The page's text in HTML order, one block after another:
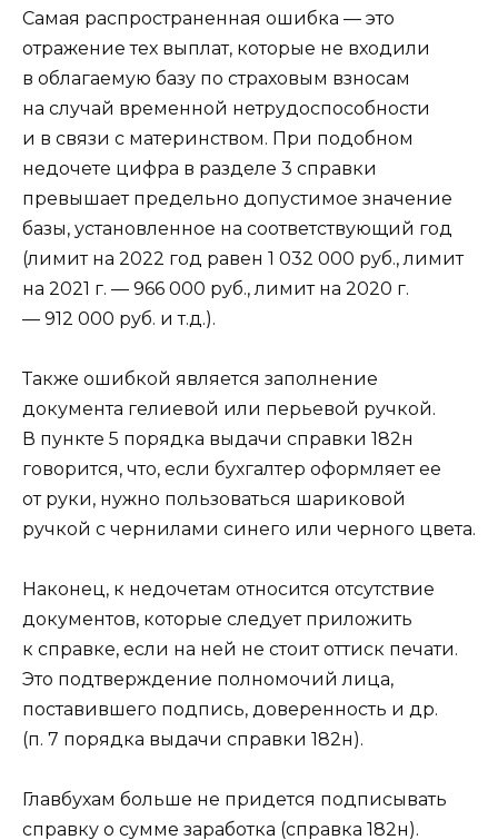
Самая распространенная ошибка — это
отражение тех выплат, которые не входили
в облагаемую базу по страховым взносам
на случай временной нетрудоспособности
и в связи с материнством. При подобном
недочете цифра в разделе 3 справки
превышает предельно допустимое значение
базы, установленное на соответствующий год
(лимит на 2022 год равен 1 032 000 руб., лимит
на 2021 г. — 966 000 руб., лимит на 2020 г.
— 912 000 руб. и т.д.).
Также ошибкой является заполнение
документа гелиевой или перьевой ручкой.
В пункте 5 порядка выдачи справки 182н
говорится, что, если бухгалтер оформляет ее
от руки, нужно пользоваться шариковой
ручкой с чернилами синего или черного цвета.
Наконец, к недочетам относится отсутствие
документов, которые следует приложить
к справке, если на ней не стоит оттиск печати.
Это подтверждение полномочий лица,
поставившего подпись, доверенность и др.
(п. 7 порядка выдачи справки 182н).
Главбухам больше не придется подписывать
справку о сумме заработка (справка 182н).